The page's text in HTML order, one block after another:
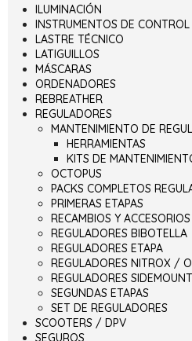
ILUMINACIÓN
INSTRUMENTOS DE CONTROL
LASTRE TÉCNICO
LATIGUILLOS
MÁSCARAS
ORDENADORES
REBREATHER
REGULADORES
MANTENIMIENTO DE
HERRAMIENTAS
KITS DE
OCTOPUS
PACKS COMPLETOS
PRIMERAS ETAPAS
RECAMBIOS Y
REGULADORES BIBOTELLA
REGULADORES ETAPA
REGULADORES NITROX /
REGULADORES SIDEMOUNT
SEGUNDAS ETAPAS
SET DE REGULADORES
SCOOTERS / DPV
SEGUROS